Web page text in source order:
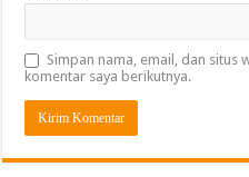
Simpan nama, email, dan situs
komentar saya berikutnya.